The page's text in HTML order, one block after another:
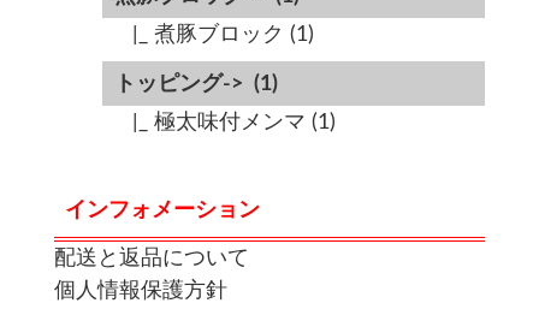
|_ 煮豚ブロック (1)
トッピング-> (1)
|_ 極太味付メンマ (1)
インフォメーション
配送と返品について
個人情報保護方針